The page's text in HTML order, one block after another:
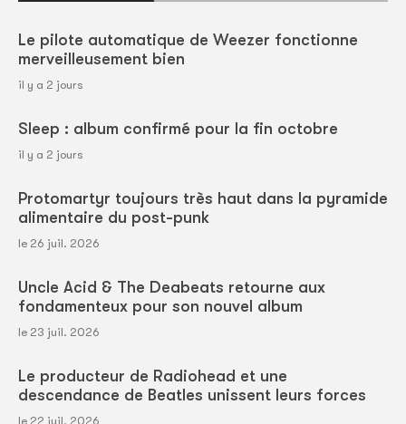
Le pilote automatique de Weezer fonctionne
merveilleusement bien
il y a 2 jours
Sleep : album confirmé pour la fin octobre
il y a 2 jours
Protomartyr toujours très haut dans la pyramide
alimentaire du post-punk
le 26 juil. 2026
Uncle Acid & The Deabeats retourne aux
fondamenteux pour son nouvel album
le 23 juil. 2026
Le producteur de Radiohead et une
descendance de Beatles unissent leurs forces
le 22 juil. 2026